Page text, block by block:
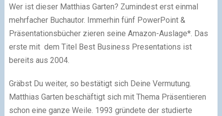
Wer ist dieser Matthias Garten? Zumindest erst einmal
mehrfacher Buchautor. Immerhin fünf PowerPoint &
Präsentationsbücher zieren seine Amazon-Auslage*. Das
erste mit dem Titel Best Business Presentations ist
bereits aus 2004.
Gräbst Du weiter, so bestätigt sich Deine Vermutung.
Matthias Garten beschäftigt sich mit Thema Präsentieren
schon eine ganze Weile. 1993 gründete der studierte